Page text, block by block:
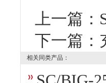
上一篇：
下一篇：
相关同类产品：